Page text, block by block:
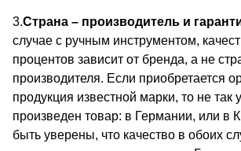
3.Страна – производитель и
случае с ручным инструментом,
процентов зависит от бренда, а не
производителя. Если приобретается
продукция известной марки, то не так
произведен товар: в Германии, или в
быть уверены, что качество в обоих